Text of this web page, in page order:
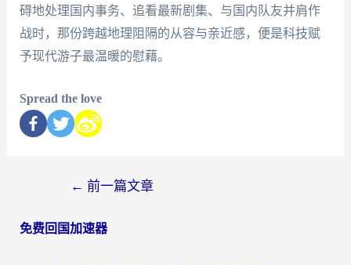
碍地处理国内事务、追看最新剧集、与国内队友并肩作
战时，那份跨越地理阻隔的从容与亲近感，便是科技赋
予现代游子最温暖的慰藉。
Spread the love
← 前一篇文章
免费回国加速器